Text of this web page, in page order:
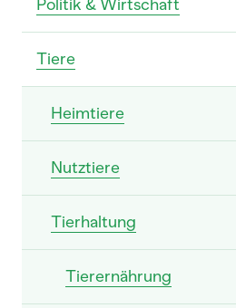
Politik & Wirtschaft
Tiere
Heimtiere
Nutztiere
Tierhaltung
Tierernährung